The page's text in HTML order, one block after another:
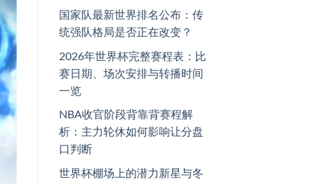
国家队最新世界排名公布：传
统强队格局是否正在改变？
2026年世界杯完整赛程表：比
赛日期、场次安排与转播时间
一览
NBA收官阶段背靠背赛程解
析：主力轮休如何影响让分盘
口判断
世界杯棚场上的潜力新星与冬